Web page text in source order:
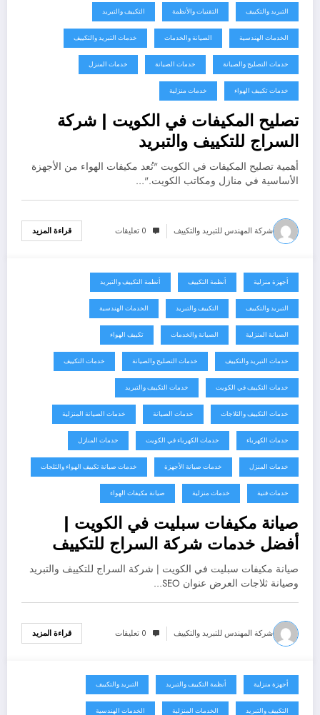
التبريد والتكييف التقنيات والأنظمة التكييف والتبريد
الخدمات الهندسية الصيانة والخدمات خدمات التبريد والتكييف
خدمات التصليح والصيانة خدمات الصيانة خدمات المنزل
خدمات تكييف الهواء خدمات منزلية
تصليح المكيفات في الكويت | شركة
السراج للتكييف والتبريد
أهمية تصليح المكيفات في الكويت "تُعد مكيفات الهواء من الأجهزة
الأساسية في منازل ومكاتب الكويت."…
شركة المهندس للتبريد والتكييف 0 تعليقات قراءة المزيد
أغسطس 2, 2026
أجهزة منزلية أنظمة التكييف أنظمة التكييف والتبريد
التبريد والتكييف التكييف والتبريد الخدمات الهندسية
الصيانة المنزلية الصيانة والخدمات تكييف الهواء
خدمات التبريد والتكييف خدمات التصليح والصيانة خدمات التكييف
خدمات التكييف في الكويت خدمات التكييف والتبريد
خدمات التكييف والثلاجات خدمات الصيانة خدمات الصيانة المنزلية
خدمات الكهرباء خدمات الكهرباء في الكويت خدمات المنازل
خدمات المنزل خدمات صيانة الأجهزة خدمات صيانة تكييف الهواء والثلجات
خدمات فنية خدمات منزلية صيانة مكيفات الهواء
صيانة مكيفات سبليت في الكويت |
أفضل خدمات شركة السراج للتكييف
صيانة مكيفات سبليت في الكويت | شركة السراج للتكييف والتبريد
وصيانة ثلاجات العرض عنوان SEO…
شركة المهندس للتبريد والتكييف 0 تعليقات قراءة المزيد
يوليو 31, 2026
أجهزة منزلية أنظمة التكييف والتبريد التبريد والتكييف
التكييف والتبريد الخدمات المنزلية الخدمات الهندسية